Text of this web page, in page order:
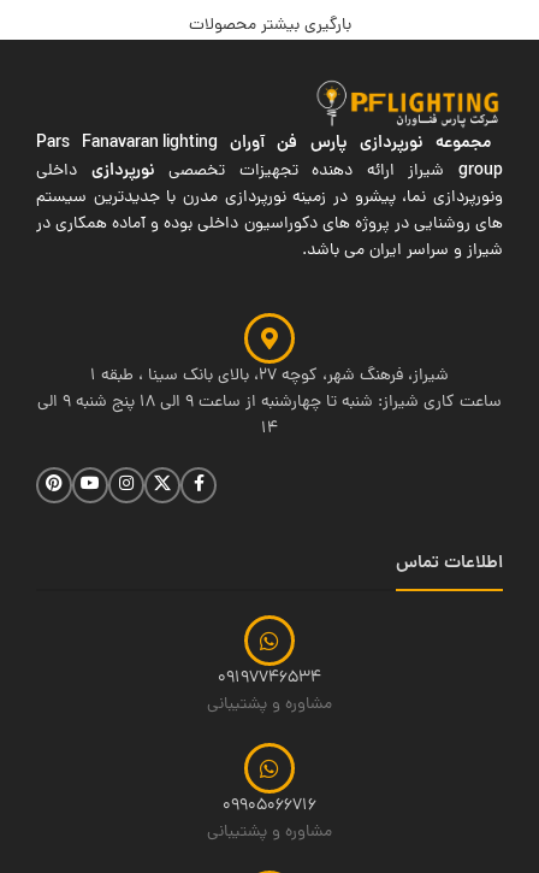
بارگیری بیشتر محصولات
مجموعه نورپردازی پارس فن آوران Pars Fanavaran lighting
groupشیراز ارائه دهنده تجهیزات تخصصی نورپردازی داخلی
ونورپردازی نما، پیشرو در زمینه نورپردازی مدرن با جدیدترین سیستم
های روشنایی در پروژه های دکوراسیون داخلی بوده و آماده همکاری در
شیراز و سراسر ایران می باشد.
شیراز، فرهنگ شهر، کوچه 27، بالای بانک سینا ، طبقه 1
ساعت کاری شیراز: شنبه تا چهارشنبه از ساعت 9 الی 18 پنج شنبه 9 الی
14
اطلاعات تماس
09197746534
مشاوره و پشتیبانی
09905066716
مشاوره و پشتیبانی